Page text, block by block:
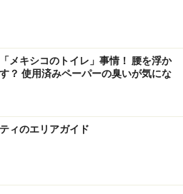
さに調節可能
ーの利用方法を説明します。エ
ーションにある画面下のパネ
し、必ず、画面で指定された番
からピックアップします（指
ます）。
メキシコのトイレ」事情！ 腰を浮か
？ 使用済みペーパーの臭いが気にな
ィのエリアガイド